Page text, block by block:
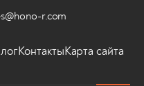
КонтактыКарта сайта
r.com